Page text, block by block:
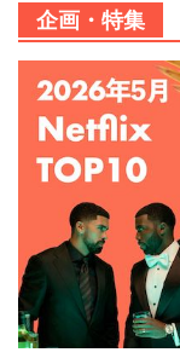
企画・特集